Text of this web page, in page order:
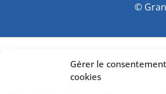
Gérer le
cookies
©